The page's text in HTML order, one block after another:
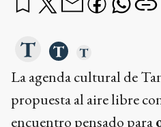
La agenda cultural de
propuesta al aire libre
encuentro pensado para